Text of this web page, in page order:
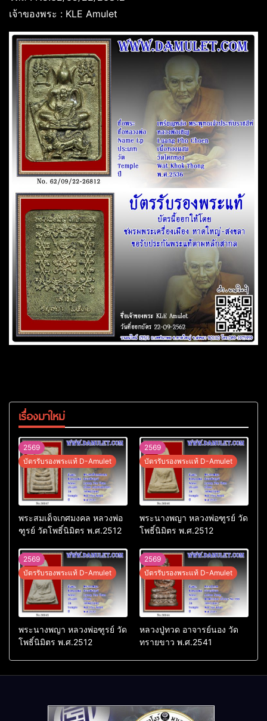
เจ้าของพระ : KLE Amulet
เรื่องมาใหม่
2569
บัตรรับรองพระแท้ D-Amulet
พระสมเด็จเกศมงคล หลวงพ่อ
ฑูรย์ วัดโพธิ์นิมิตร พ.ศ.2512
2569
บัตรรับรองพระแท้ D-Amulet
พระนางพญา หลวงพ่อฑูรย์ วัด
โพธิ์นิมิตร พ.ศ.2512
2569
บัตรรับรองพระแท้ D-Amulet
พระนางพญา หลวงพ่อฑูรย์ วัด
โพธิ์นิมิตร พ.ศ.2512
2569
บัตรรับรองพระแท้ D-Amulet
หลวงปู่ทวด อาจารย์นอง วัด
ทรายขาว พ.ศ.2541